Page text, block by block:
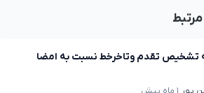
به تشخیص تقدم وتاخرخط نسبت به امضا